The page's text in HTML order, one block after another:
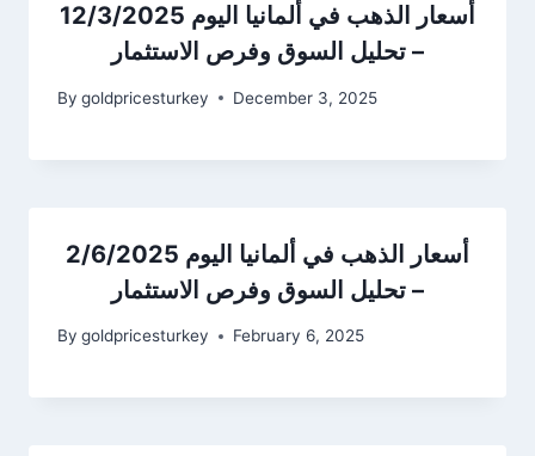
أسعار الذهب في ألمانيا اليوم 12/3/2025
– تحليل السوق وفرص الاستثمار
By goldpricesturkey December 3, 2025
أسعار الذهب في ألمانيا اليوم 2/6/2025
– تحليل السوق وفرص الاستثمار
By goldpricesturkey February 6, 2025